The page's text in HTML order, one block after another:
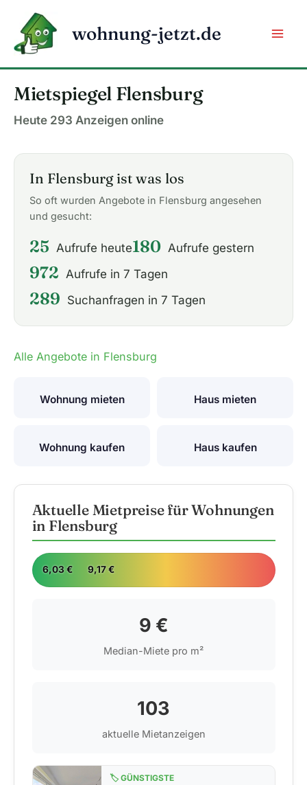
Inhalt
springen
wohnung-jetzt.de
Mietspiegel Flensburg
Heute 293 Anzeigen online
In Flensburg ist was los
So oft wurden Angebote in Flensburg angesehen
und gesucht:
25 Aufrufe heute180 Aufrufe gestern
972 Aufrufe in 7 Tagen
289 Suchanfragen in 7 Tagen
Alle Angebote in Flensburg
Wohnung mieten Haus mieten
Wohnung kaufen Haus kaufen
Aktuelle Mietpreise für Wohnungen
in Flensburg
6,03 € 9,17 €
9 €
Median-Miete pro m²
103
aktuelle Mietanzeigen
🏷️ GÜNSTIGSTE